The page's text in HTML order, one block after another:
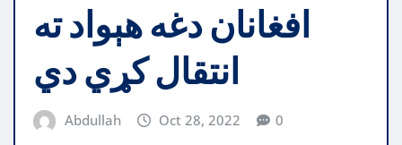
افغانان دغه هېواد ته
Abdullah Oct 28, 2022 0